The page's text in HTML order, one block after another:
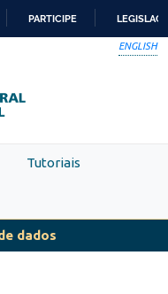
PARTICIPE
ENGLISH
Tutoriais
dados